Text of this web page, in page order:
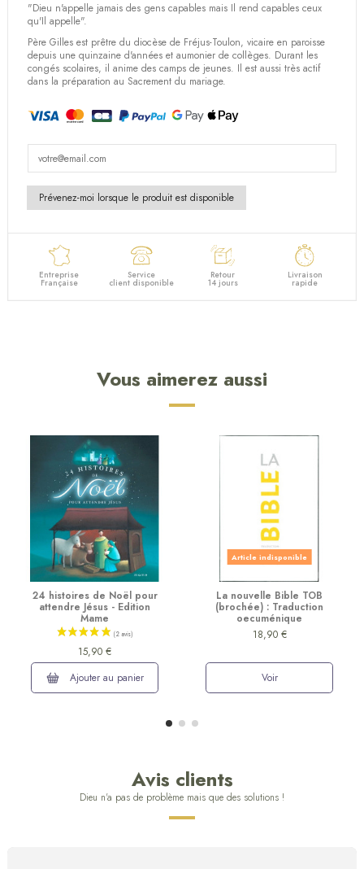
"Dieu n'appelle jamais des gens capables mais Il rend capables ceux
qu'Il appelle".
Père Gilles est prêtre du diocèse de Fréjus-Toulon, vicaire en paroisse
depuis une quinzaine d'années et aumonier de collèges. Durant les
congés scolaires, il anime des camps de jeunes. Il est aussi très actif
dans la préparation au Sacrement du mariage.
Entreprise
Française
Service
client disponible
Retour
14 jours
Livraison
rapide
Vous aimerez aussi
24 histoires de Noël pour
attendre Jésus - Edition
Mame
15,90 €
Ajouter au panier
Article indisponible
La nouvelle Bible TOB
(brochée) : Traduction
oecuménique
18,90 €
Voir
Avis clients
Dieu n'a pas de problème mais que des solutions !